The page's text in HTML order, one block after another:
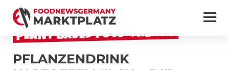
PLANT BASED FOOD-TRENDS
PFLANZENDRINK